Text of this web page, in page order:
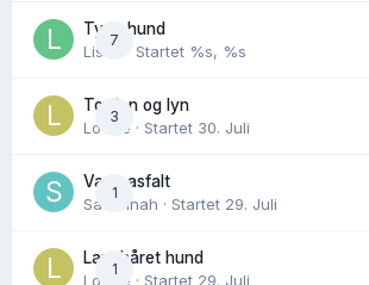
7
Tynn hund
Lisen
· Startet %s, %s
3
Torden og lyn
Lovise · Startet 30. Juli
1
Varm asfalt
Savannah · Startet 29. Juli
1
Langhåret hund
Lovise · Startet 29. Juli